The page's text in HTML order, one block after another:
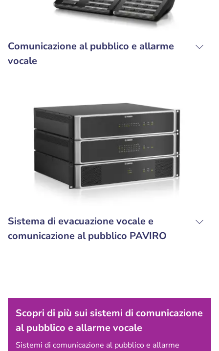
Comunicazione al pubblico e allarme
vocale
Sistema di evacuazione vocale e
comunicazione al pubblico PAVIRO
Scopri di più sui sistemi di comunicazione
al pubblico e allarme vocale
Sistemi di comunicazione al pubblico e allarme